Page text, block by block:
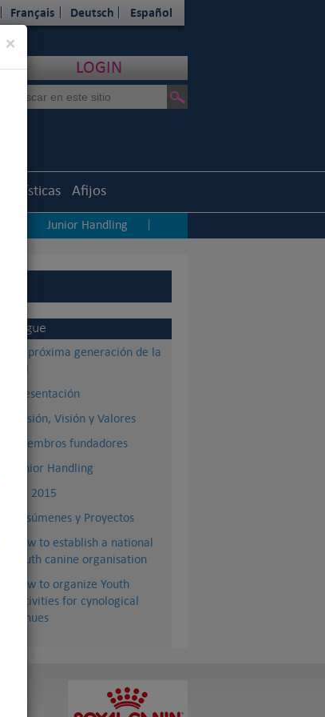
×
Français Deutsch Español
LOGIN
Estadísticas Afijos
Junior Handling
Sigue
La próxima generación de la
FCI
Presentación
Misión, Visión y Valores
Miembros fundadores
Junior Handling
AG 2015
Resúmenes y Proyectos
How to establish a national
Youth canine organisation
How to organize Youth
activities for cynological
venues